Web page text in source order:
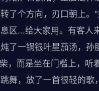
了个方向，刃口朝上
区...给大家用。有客
了一锅银叶星茄汤，
，而是坐在门槛上，
舞，放了一首很轻的